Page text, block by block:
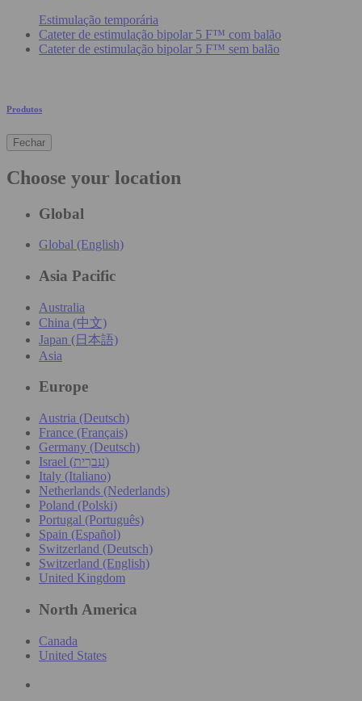
Estimulação temporária
Cateter de estimulação bipolar 5 F™ com balão
Cateter de estimulação bipolar 5 F™ sem balão
Produtos
Fechar
Choose your location
Global
Global (English)
Asia Pacific
Australia
China (中文)
Japan (日本語)
Asia
Europe
Austria (Deutsch)
France (Français)
Germany (Deutsch)
Israel (עִברִית)
Italy (Italiano)
Netherlands (Nederlands)
Poland (Polski)
Portugal (Português)
Spain (Español)
Switzerland (Deutsch)
Switzerland (English)
United Kingdom
North America
Canada
United States